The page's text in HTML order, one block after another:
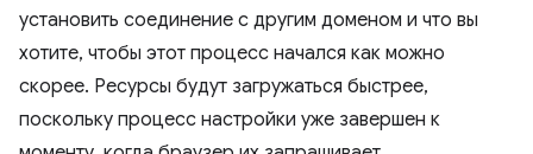
установить соединение с другим доменом и что вы
хотите, чтобы этот процесс начался как можно
скорее. Ресурсы будут загружаться быстрее,
поскольку процесс настройки уже завершен к